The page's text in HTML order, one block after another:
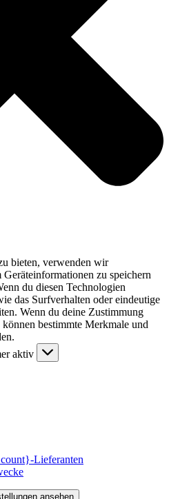
bieten, verwenden wir
zu speichern
du diesen Technologien
das Surfverhalten oder eindeutige
Wenn du deine Zustimmung
bestimmte Merkmale und
aktiv
Lieferanten
ansehen